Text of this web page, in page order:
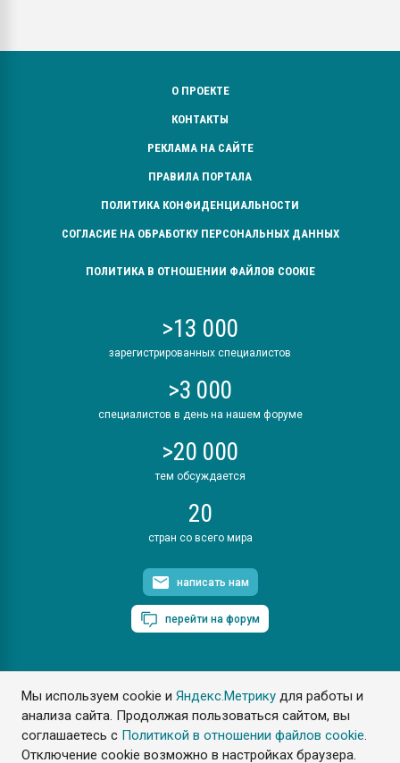
Мы используем cookie иЯндекс.Метрику для работы и
анализа сайта. Продолжая пользоваться сайтом, вы
соглашаетесь с Политикой в отношении файлов cookie.
Отключение cookie возможно в настройках браузера.
О ПРОЕКТЕ
КОНТАКТЫ
РЕКЛАМА НА САЙТЕ
ПРАВИЛА ПОРТАЛА
ПОЛИТИКА КОНФИДЕНЦИАЛЬНОСТИ
СОГЛАСИЕ НА ОБРАБОТКУ ПЕРСОНАЛЬНЫХ ДАННЫХ
ПОЛИТИКА В ОТНОШЕНИИ ФАЙЛОВ COOKIE
>13 000
зарегистрированных специалистов
>3 000
специалистов в день на нашем форуме
>20 000
тем обсуждается
20
стран со всего мира
написать нам
перейти на форум
ПластЭксперт © 2006. Все права защищены
Разрешается копирование материалов сайта с обязательной
ссылкой на www.e-plastic.ru
Разработка сайта